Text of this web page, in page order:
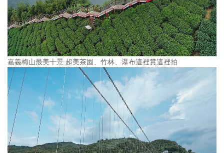
嘉義梅山最美十景 超美茶園、竹林、瀑布這裡賞這裡拍